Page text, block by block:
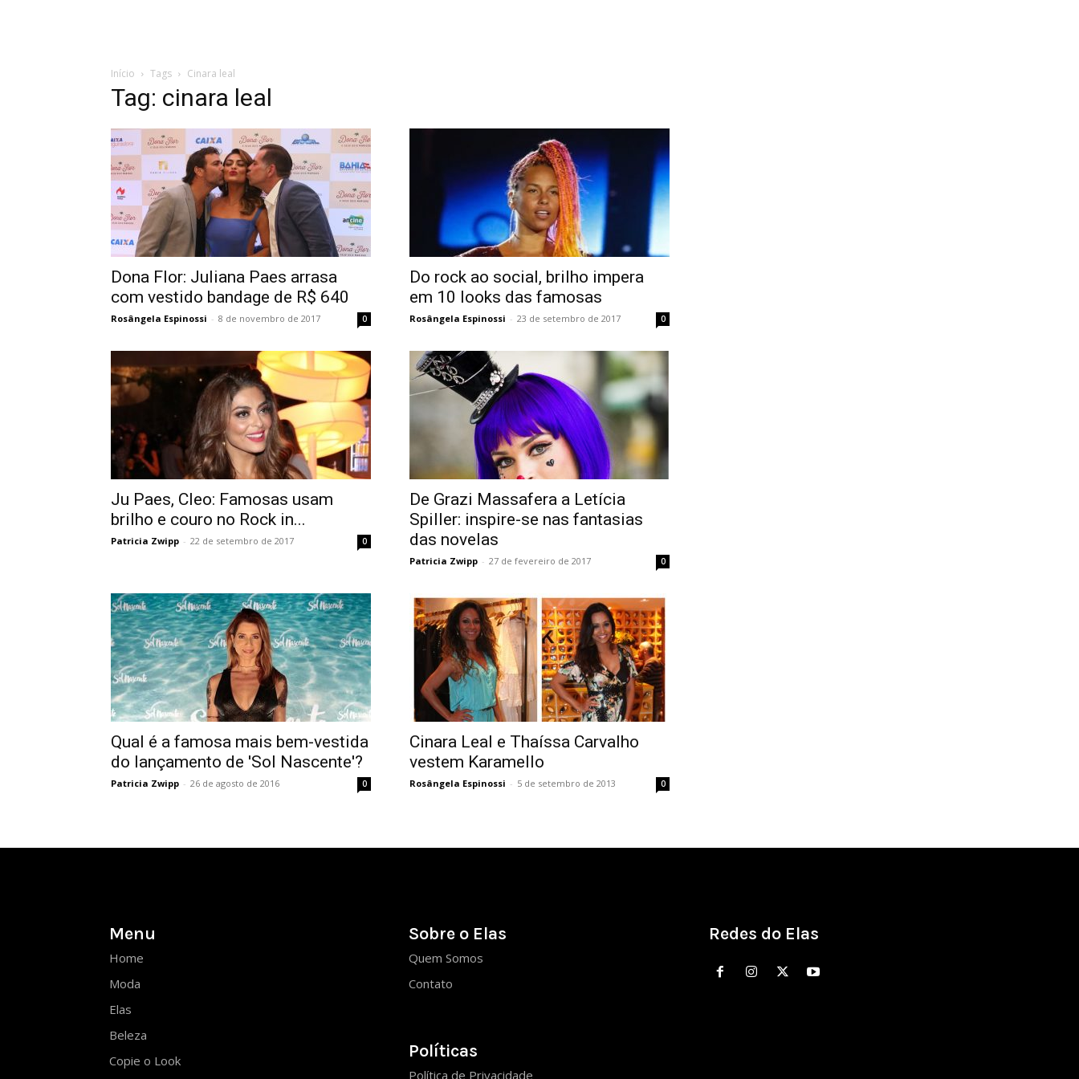
Início Tags Cinara leal
Tag: cinara leal
Dona Flor: Juliana Paes arrasa
com vestido bandage de R$ 640
Rosângela Espinossi - 8 de novembro de 2017 0
Do rock ao social, brilho impera
em 10 looks das famosas
Rosângela Espinossi - 23 de setembro de 2017 0
Ju Paes, Cleo: Famosas usam
brilho e couro no Rock in...
Patricia Zwipp - 22 de setembro de 2017 0
De Grazi Massafera a Letícia
Spiller: inspire-se nas fantasias
das novelas
Patricia Zwipp - 27 de fevereiro de 2017 0
Qual é a famosa mais bem-vestida
do lançamento de 'Sol Nascente'?
Patricia Zwipp - 26 de agosto de 2016 0
Cinara Leal e Thaíssa Carvalho
vestem Karamello
Rosângela Espinossi - 5 de setembro de 2013 0
Menu
Home
Moda
Elas
Beleza
Copie o Look
Sobre o Elas
Quem Somos
Contato
Políticas
Política de Privacidade
Redes do Elas